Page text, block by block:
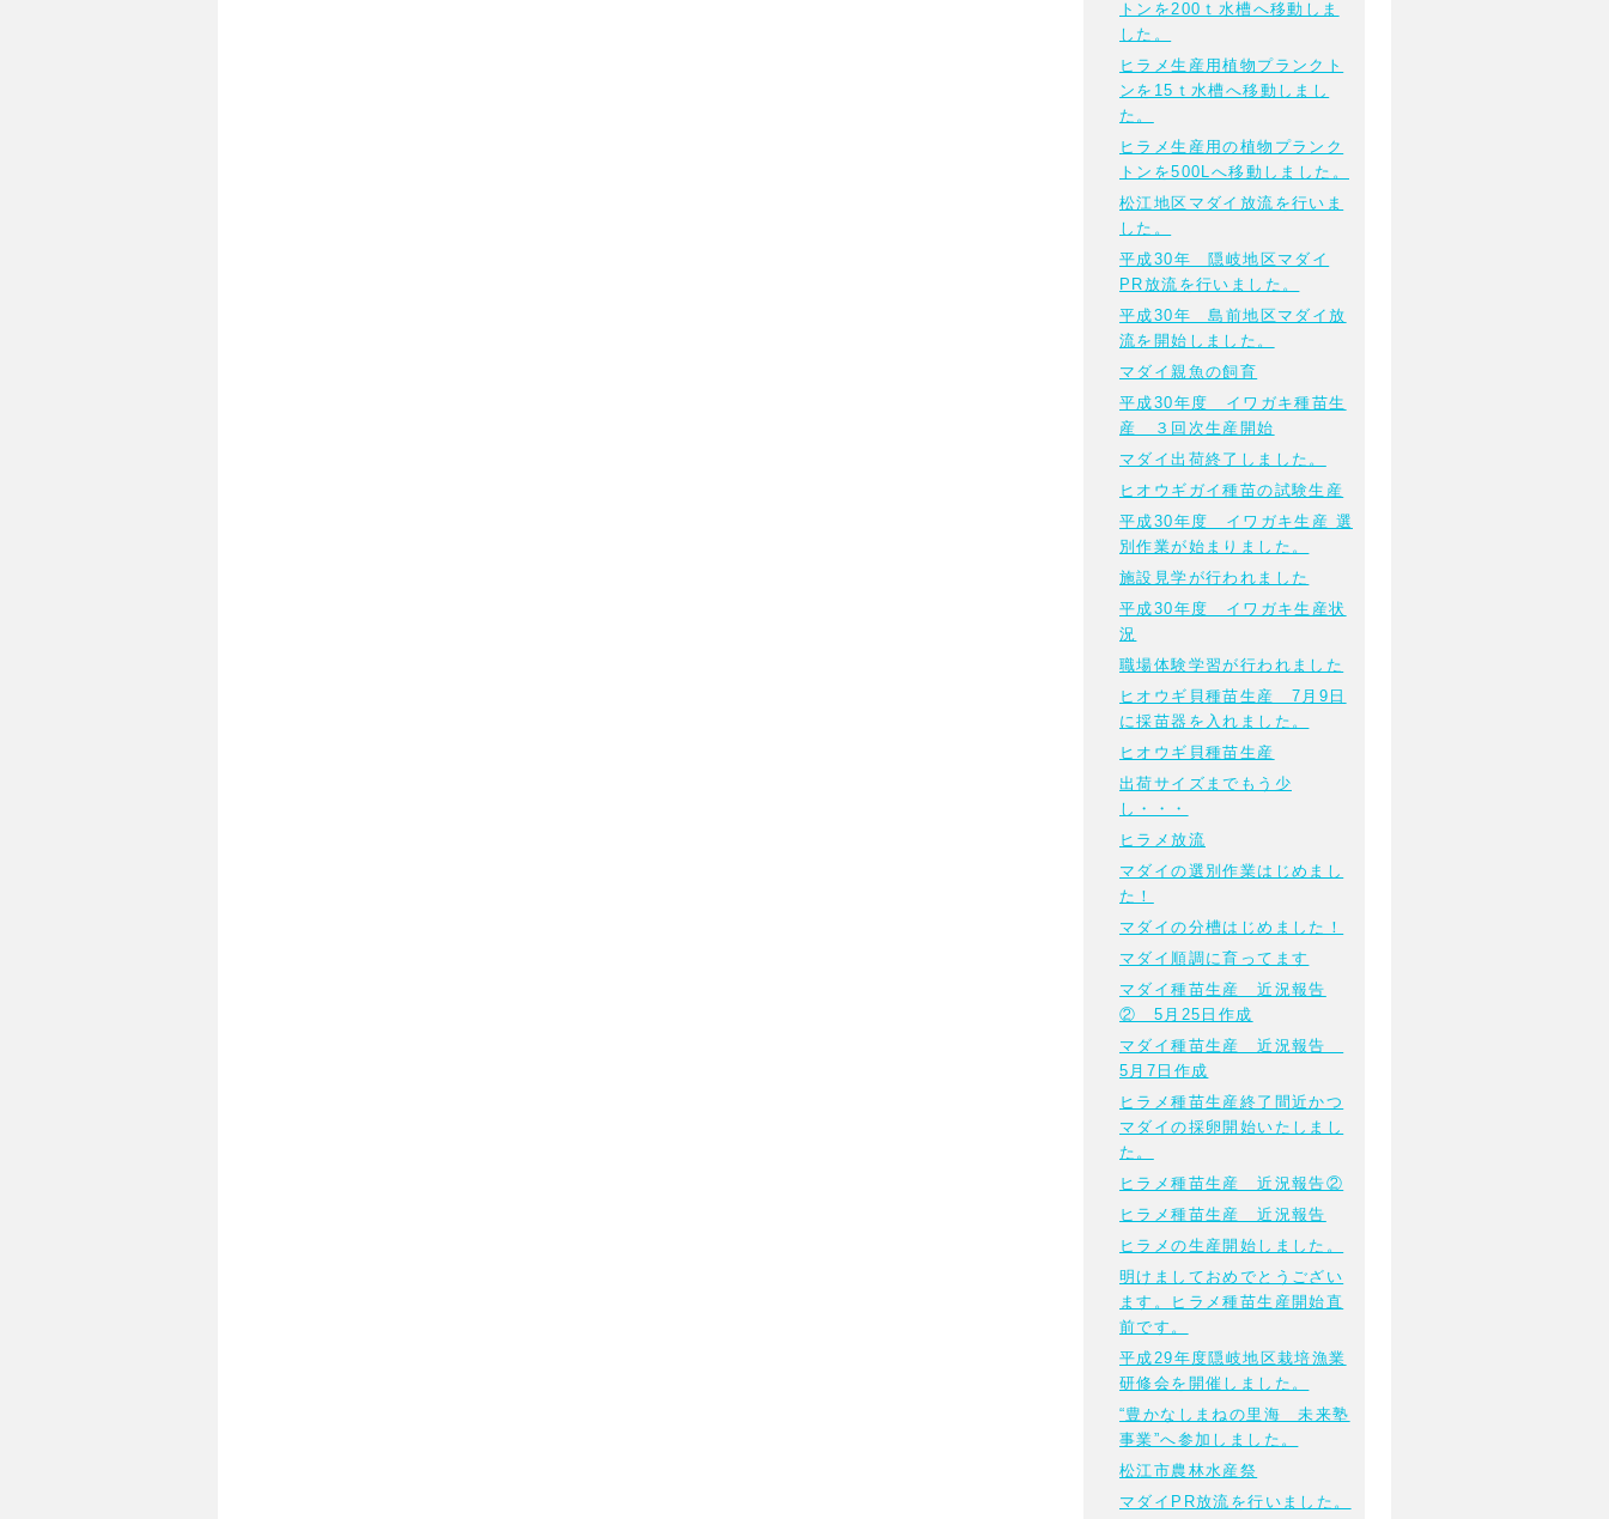
トンを200ｔ水槽へ移動しま
した。
ヒラメ生産用植物プランクト
ンを15ｔ水槽へ移動しまし
た。
ヒラメ生産用の植物プランク
トンを500Lへ移動しました。
松江地区マダイ放流を行いま
した。
平成30年 隠岐地区マダイ
PR放流を行いました。
平成30年 島前地区マダイ放
流を開始しました。
マダイ親魚の飼育
平成30年度 イワガキ種苗生
産 ３回次生産開始
マダイ出荷終了しました。
ヒオウギガイ種苗の試験生産
平成30年度 イワガキ生産 選
別作業が始まりました。
施設見学が行われました
平成30年度 イワガキ生産状
況
職場体験学習が行われました
ヒオウギ貝種苗生産 7月9日
に採苗器を入れました。
ヒオウギ貝種苗生産
出荷サイズまでもう少
し・・・
ヒラメ放流
マダイの選別作業はじめまし
た！
マダイの分槽はじめました！
マダイ順調に育ってます
マダイ種苗生産 近況報告
② 5月25日作成
マダイ種苗生産 近況報告
5月7日作成
ヒラメ種苗生産終了間近かつ
マダイの採卵開始いたしまし
た。
ヒラメ種苗生産 近況報告②
ヒラメ種苗生産 近況報告
ヒラメの生産開始しました。
明けましておめでとうござい
ます。ヒラメ種苗生産開始直
前です。
平成29年度隠岐地区栽培漁業
研修会を開催しました。
“豊かなしまねの里海 未来塾
事業”へ参加しました。
松江市農林水産祭
マダイPR放流を行いました。